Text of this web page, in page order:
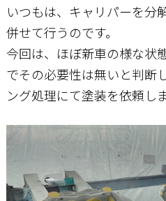
いつもは、キャリパーを分
併せて行うのです。
今回は、ほぼ新車の様な状
でその必要性は無いと判断
ング処理にて塗装を依頼し